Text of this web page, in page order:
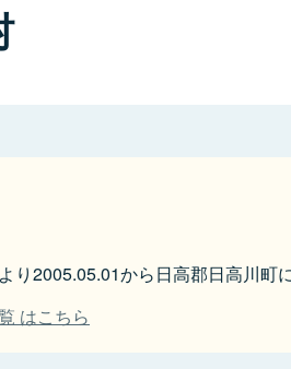
り2005.05.01から日高郡日高川町
はこちら